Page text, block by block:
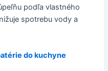
podľa vlastného
spotrebu vody a
do kuchyne